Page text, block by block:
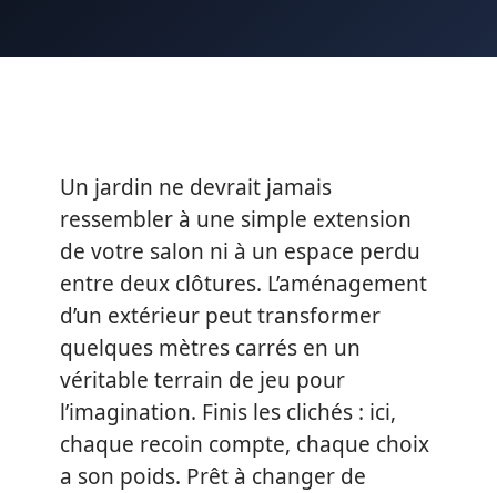
Un jardin ne devrait jamais
ressembler à une simple extension
de votre salon ni à un espace perdu
entre deux clôtures. L’aménagement
d’un extérieur peut transformer
quelques mètres carrés en un
véritable terrain de jeu pour
l’imagination. Finis les clichés : ici,
chaque recoin compte, chaque choix
a son poids. Prêt à changer de